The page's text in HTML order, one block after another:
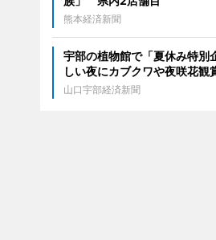
熊本経済新聞
宇部の植物館で「夏休み特
しい夜にカブクワや夜咲花観
山口宇部経済新聞